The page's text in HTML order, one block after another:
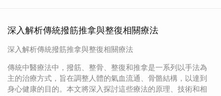
深入解析傳統撥筋推拿與整復相關療法
深入解析傳統撥筋推拿與整復相關療法
傳統中醫療法中，撥筋、整骨、整復和推拿是一系列以手法為
主的治療方式，旨在調整人體的氣血流通、骨骼結構，以達到
身心健康的目的。本文將深入探討這些療法的原理、技術和相